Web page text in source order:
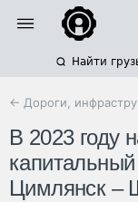
Найти
← Дороги,
В 2023 году
Цимлянск –